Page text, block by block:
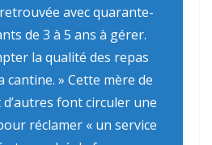
avec quarante-
de 3 à 5 ans à gérer.
la qualité des repas
cantine. » Cette mère de
font circuler une
réclamer « un service